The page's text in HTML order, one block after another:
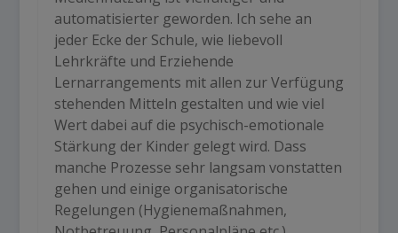
automatisierter geworden. Ich sehe an
jeder Ecke der Schule, wie liebevoll
Lehrkräfte und Erziehende
Lernarrangements mit allen zur Verfügung
stehenden Mitteln gestalten und wie viel
Wert dabei auf die psychisch-emotionale
Stärkung der Kinder gelegt wird. Dass
manche Prozesse sehr langsam vonstatten
gehen und einige organisatorische
Regelungen (Hygienemaßnahmen,